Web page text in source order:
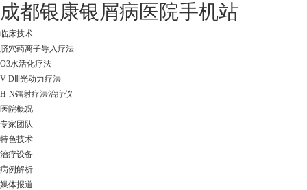
成都银康银屑病医院手机站
临床技术
脐穴药离子导入疗法
O3水活化疗法
V-DⅢ光动力疗法
H-N镭射疗法治疗仪
医院概况
专家团队
特色技术
治疗设备
病例解析
媒体报道